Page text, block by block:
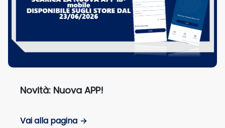
Novità: Nuova APP!
Vai alla pagina